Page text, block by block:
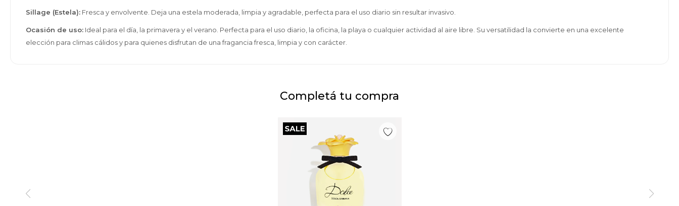
Sillage (Estela): Fresca y envolvente. Deja una estela moderada, limpia y agradable, perfecta para el uso diario sin resultar invasivo.
Ocasión de uso: Ideal para el día, la primavera y el verano. Perfecta para el uso diario, la oficina, la playa o cualquier actividad al aire libre. Su versatilidad la convierte en una excelente
elección para climas cálidos y para quienes disfrutan de una fragancia fresca, limpia y con carácter.
Completá tu compra